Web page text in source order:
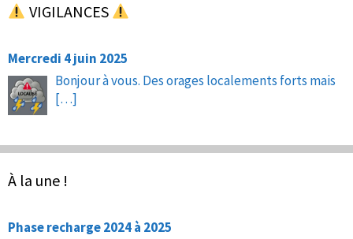
VIGILANCES
Mercredi 4 juin 2025
Bonjour à vous. Des orages localements forts mais
[…]
À la une !
Phase recharge 2024 à 2025